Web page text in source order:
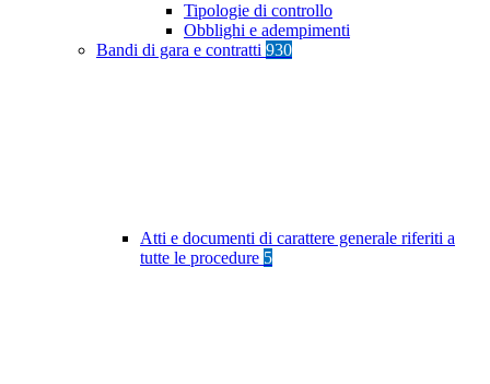
Tipologie di controllo
Obblighi e adempimenti
Bandi di gara e contratti 930
Atti e documenti di carattere generale riferiti a
tutte le procedure 5